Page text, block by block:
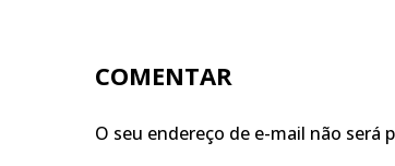
COMENTAR
O seu endereço de e-mail não será